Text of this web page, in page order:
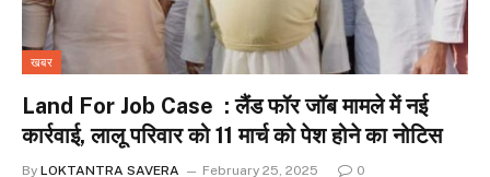
खबर
Land For Job Case : लैंड फॉर जॉब मामले में नई
कार्रवाई, लालू परिवार को 11 मार्च को पेश होने का नोटिस
By LOKTANTRA SAVERA February 25, 2025 0